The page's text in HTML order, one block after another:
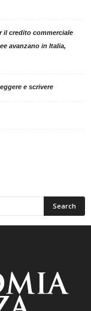
il credito commerciale
avanzano in Italia,
e scrivere